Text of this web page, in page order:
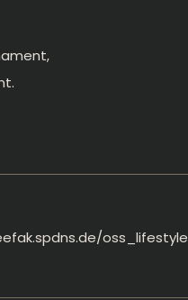
oss_lifestyle